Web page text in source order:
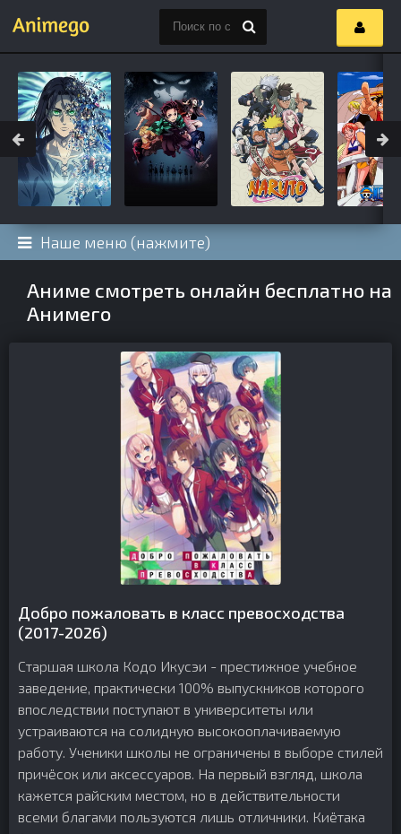
Наше меню (нажмите)
Аниме смотреть онлайн бесплатно на
Анимего
Добро пожаловать в класс превосходства
(2017-2026)
Старшая школа Кодо Икусэи - престижное учебное
заведение, практически 100% выпускников которого
впоследствии поступают в университеты или
устраиваются на солидную высокооплачиваемую
работу. Ученики школы не ограничены в выборе стилей
причёсок или аксессуаров. На первый взгляд, школа
кажется райским местом, но в действительности
всеми благами пользуются лишь отличники. Киётака